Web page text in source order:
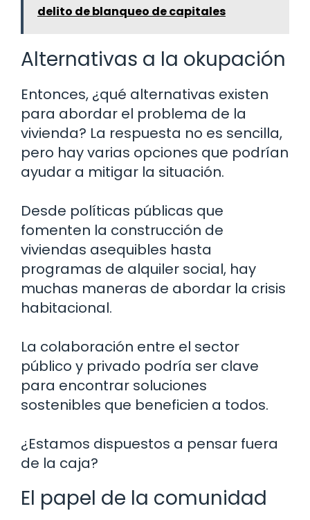
delito de blanqueo de capitales
Alternativas a la okupación
Entonces, ¿qué alternativas existen
para abordar el problema de la
vivienda? La respuesta no es sencilla,
pero hay varias opciones que podrían
ayudar a mitigar la situación.
Desde políticas públicas que
fomenten la construcción de
viviendas asequibles hasta
programas de alquiler social, hay
muchas maneras de abordar la crisis
habitacional.
La colaboración entre el sector
público y privado podría ser clave
para encontrar soluciones
sostenibles que beneficien a todos.
¿Estamos dispuestos a pensar fuera
de la caja?
El papel de la comunidad